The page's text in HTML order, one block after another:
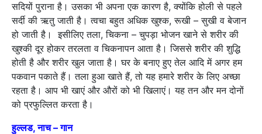
सदियों पुराना है। उसका भी अपना एक कारण है, क्योंकि होली से पहले
सर्दी की ऋतु जाती है। त्वचा बहुत अधिक खुश्क, रूखी – सुखी व बेजान
हो जाती है। इसीलिए तला, चिकना – चुपड़ा भोजन खाने से शरीर की
खुश्की दूर होकर तरलता व चिकनापन आता है। जिससे शरीर की शुद्धि
होती है और शरीर खुल जाता है। घर के बनाए हुए तेल आदि में अगर हम
पकवान पकाते हैं। तला हुआ खाते हैं, तो यह हमारे शरीर के लिए अच्छा
रहता है। आप भी खाएं और औरों को भी खिलाएं। यह तन और मन दोनों
को प्रफुल्लित करता है।
हुल्लड,नाच–गान